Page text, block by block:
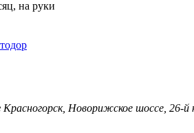
на руки
Красногорск, Новорижское шоссе, 26-й